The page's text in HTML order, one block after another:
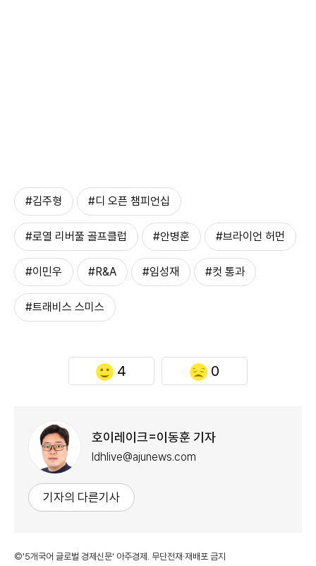
#김주형 #디 오픈 챔피언십
#로열 리버풀 골프클럽 #안병훈 #브라이언 허먼
#이민우 #R&A #임성재 #컷 통과
#트래비스 스미스
4 0
호이레이크=이동훈 기자
ldhlive@ajunews.com
기자의 다른기사
©'5개국어 글로벌 경제신문' 아주경제. 무단전재·재배포 금지